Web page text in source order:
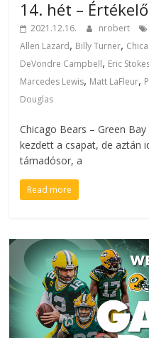
14. hét – Értékelő
2021.12.16. nrobert
Allen Lazard, Billy Turner,
DeVondre Campbell, Eric
Marcedes Lewis, Matt LaFleur,
Douglas
Chicago Bears – Green
kezdett a csapat, de aztán
támadósor, a
Read more